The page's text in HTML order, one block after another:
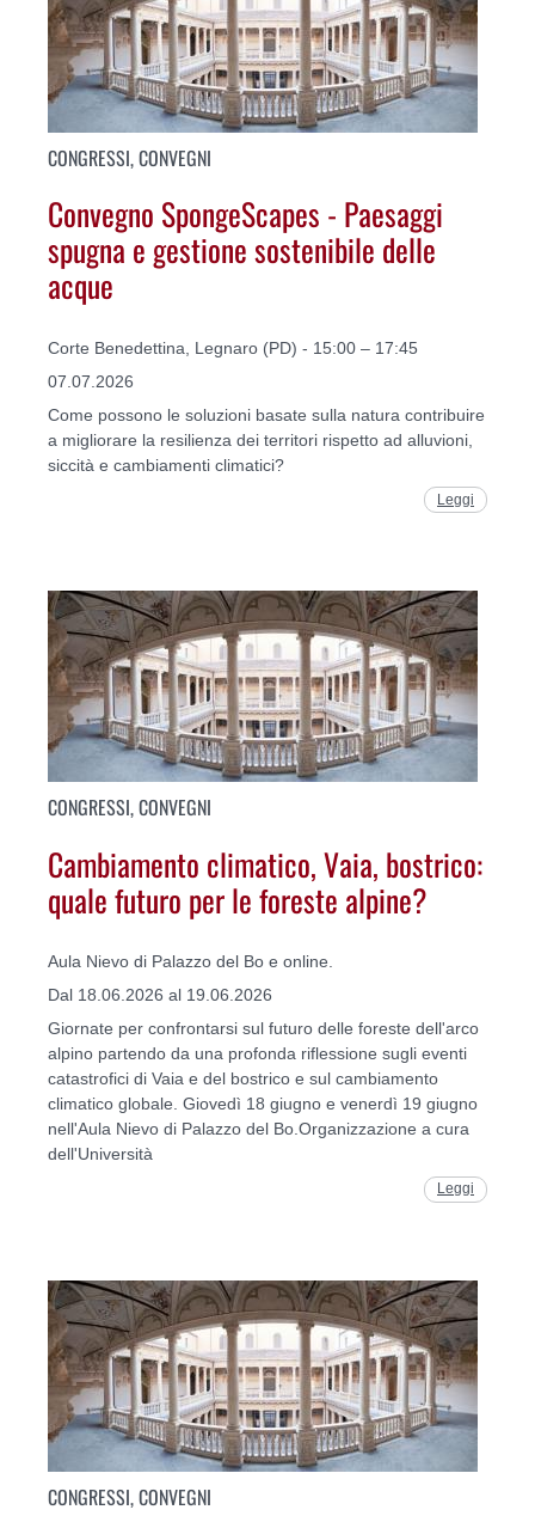
CONGRESSI, CONVEGNI
Convegno SpongeScapes - Paesaggi
spugna e gestione sostenibile delle
acque
Corte Benedettina, Legnaro (PD) - 15:00 – 17:45
07.07.2026
Come possono le soluzioni basate sulla natura contribuire
a migliorare la resilienza dei territori rispetto ad alluvioni,
siccità e cambiamenti climatici?
Leggi
CONGRESSI, CONVEGNI
Cambiamento climatico, Vaia, bostrico:
quale futuro per le foreste alpine?
Aula Nievo di Palazzo del Bo e online.
Dal 18.06.2026 al 19.06.2026
Giornate per confrontarsi sul futuro delle foreste dell'arco
alpino partendo da una profonda riflessione sugli eventi
catastrofici di Vaia e del bostrico e sul cambiamento
climatico globale. Giovedì 18 giugno e venerdì 19 giugno
nell'Aula Nievo di Palazzo del Bo.Organizzazione a cura
dell'Università
Leggi
CONGRESSI, CONVEGNI